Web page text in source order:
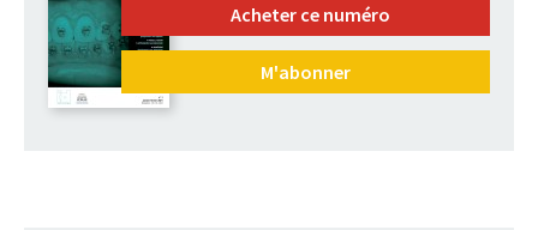
Acheter ce numéro
M'abonner